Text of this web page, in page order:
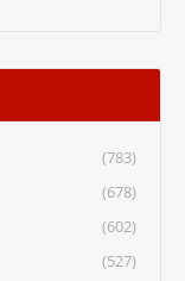
(783)
(678)
(602)
(527)